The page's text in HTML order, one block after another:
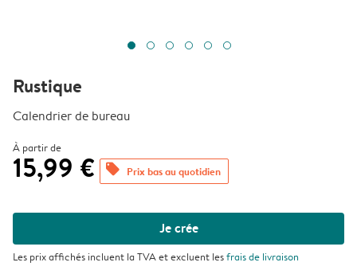
Rustique
Calendrier de bureau
À partir de
15,99 € offers Prix bas au quotidien
Je crée
Les prix affichés incluent la TVA et excluent lesfrais de livraison